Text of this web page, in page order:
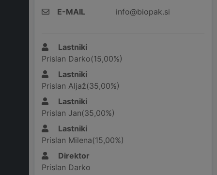
E-MAIL
info@biopak.si
Lastniki
Prislan Darko(15,00%)
Lastniki
Prislan Aljaž(35,00%)
Lastniki
Prislan Jan(35,00%)
Lastniki
Prislan Milena(15,00%)
Direktor
Prislan Darko